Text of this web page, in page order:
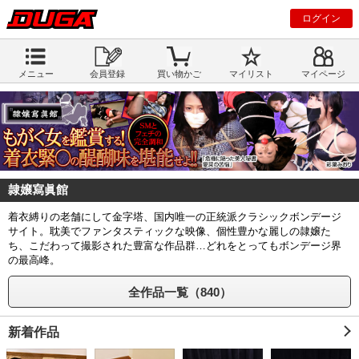
ログイン
メニュー 会員登録 買い物かご マイリスト マイページ
隷嬢寫眞館
着衣縛りの老舗にして金字塔、国内唯一の正統派クラシックボンデージ
サイト。耽美でファンタスティックな映像、個性豊かな麗しの隷嬢た
ち、こだわって撮影された豊富な作品群…どれをとってもボンデージ界
の最高峰。
全作品一覧（840）
新着作品